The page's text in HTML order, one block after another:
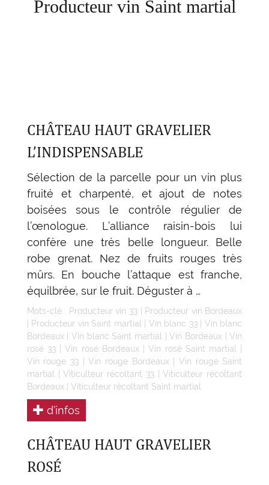
Producteur vin Saint martial
CHÂTEAU HAUT GRAVELIER
L’INDISPENSABLE
Sélection de la parcelle pour un vin plus
fruité et charpenté, et ajout de notes
boisées sous le contrôle régulier de
l’œnologue. L’alliance raisin-bois lui
confère une très belle longueur. Belle
robe grenat. Nez de fruits rouges très
mûrs. En bouche l’attaque est franche,
équilbrée, sur le fruit. Déguster à …
Mots-clé : Producteur vin 33
Producteur vin Bordeaux
Producteur vin Saint martial| Vin blanc 33| Vin blanc
Bordeaux|Vin blanc Saint martial |Vin Bordeaux|Vin
rosé 33 |Vin rosé Bordeaux|Vin rosé Saint martial
Vin rouge 33 |Vin rouge Bordeaux| Vin rouge Saint
martial|Viticulteur récoltant 33|Viticulteur récoltant
Bordeaux| Viticulteur récoltant Saint martial
d’infos
CHÂTEAU HAUT GRAVELIER
ROSÉ